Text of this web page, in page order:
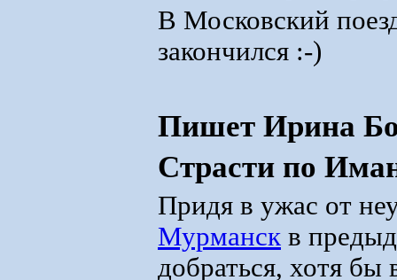
В Московский
закончился :-)
Пишет Ирина
Страсти по
Придя в ужас от
Мурманск в
добраться, хотя бы